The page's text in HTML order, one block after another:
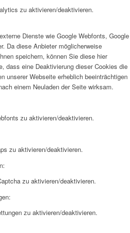
zu aktivieren/deaktivieren.
Dienste wie Google Webfonts, Google
Da diese Anbieter möglicherweise
speichern, können Sie diese hier
dass eine Deaktivierung dieser Cookies die
unserer Webseite erheblich beeinträchtigen
einem Neuladen der Seite wirksam.
zu aktivieren/deaktivieren.
zu aktivieren/deaktivieren.
zu aktivieren/deaktivieren.
zu aktivieren/deaktivieren.